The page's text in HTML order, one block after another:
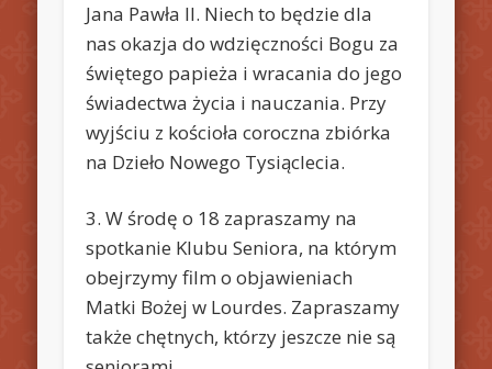
Jana Pawła II. Niech to będzie dla
nas okazja do wdzięczności Bogu za
świętego papieża i wracania do jego
świadectwa życia i nauczania. Przy
wyjściu z kościoła coroczna zbiórka
na Dzieło Nowego Tysiąclecia.
3. W środę o 18 zapraszamy na
spotkanie Klubu Seniora, na którym
obejrzymy film o objawieniach
Matki Bożej w Lourdes. Zapraszamy
także chętnych, którzy jeszcze nie są